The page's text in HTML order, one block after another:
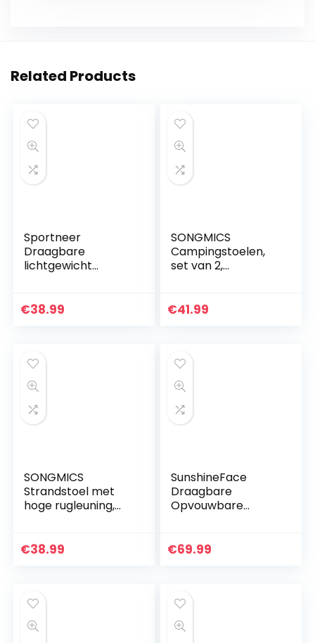
Related Products
Sportneer
Draagbare
lichtgewicht
€38.99
SONGMICS
Campingstoelen,
set van 2,
met armleuningen
€41.99
SONGMICS
Strandstoel met
hoge rugleuning,
inklapbare
€38.99
SunshineFace
Draagbare
Opvouwbare
Camping Vissen
€69.99